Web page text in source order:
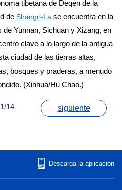
tibetana de Deqen de la
de Shangri-La se encuentra en la
Yunnan, Sichuan y Xizang, en
clave a lo largo de la antigua
ciudad de las tierras altas,
bosques y praderas, a menudo
(Xinhua/Hu Chao.)
1/14 siguiente
Descarga la aplicación